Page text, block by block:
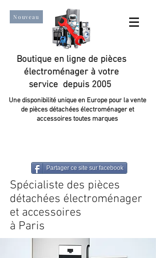
Nouveau
Boutique en ligne de pièces
électroménager à votre
service depuis 2005
Une disponibilité unique en Europe pour la vente
de pièces détachées électroménager et
accessoires toutes marques
Partager ce site sur facebook
Spécialiste des pièces
détachées électroménager
et accessoires
à Paris